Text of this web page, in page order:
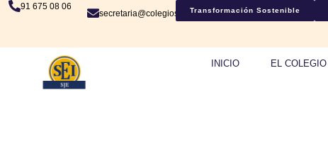
91 675 08 06
secretaria@colegiosje.esTransformación Sostenible
INICIO EL COLEGIO